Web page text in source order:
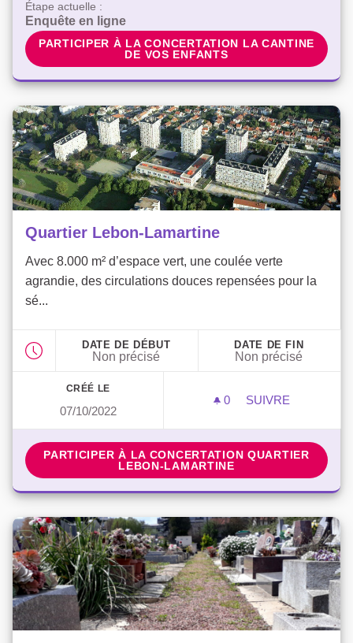
Étape actuelle :
Enquête en ligne
PARTICIPER À LA CONCERTATION LA CANTINE DE
PARTICIPER À LA CONCERTATION LA CANTINE
DE VOS ENFANTS
Quartier Lebon-Lamartine
Avec 8.000 m² d’espace vert, une coulée verte
agrandie, des circulations douces repensées pour la
sé...
DATE DE DÉBUT
Non précisé
DATE DE FIN
Non précisé
CRÉÉ LE
07/10/2022
0 0 ABONNÉ
SUIVRE
PARTICIPER À LA CONCERTATION QUARTIER
PARTICIPER À LA CONCERTATION QUARTIER
LEBON-LAMARTINE